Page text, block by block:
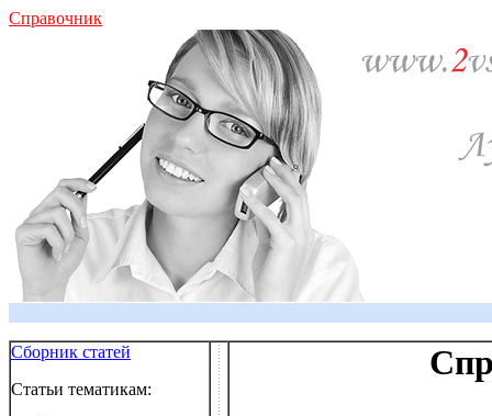
Справочник
Сборник статей
Статьи тематикам: